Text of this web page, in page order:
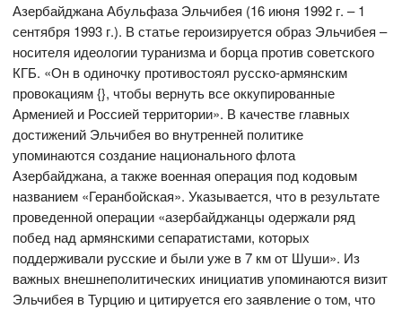
Азербайджана Абульфаза Эльчибея (16 июня 1992 г. – 1
сентября 1993 г.). В статье героизируется образ Эльчибея –
носителя идеологии туранизма и борца против советского
КГБ. «Он в одиночку противостоял русско-армянским
провокациям {}, чтобы вернуть все оккупированные
Арменией и Россией территории». В качестве главных
достижений Эльчибея во внутренней политике
упоминаются создание национального флота
Азербайджана, а также военная операция под кодовым
названием «Геранбойская». Указывается, что в результате
проведенной операции «азербайджанцы одержали ряд
побед над армянскими сепаратистами, которых
поддерживали русские и были уже в 7 км от Шуши». Из
важных внешнеполитических инициатив упоминаются визит
Эльчибея в Турцию и цитируется его заявление о том, что